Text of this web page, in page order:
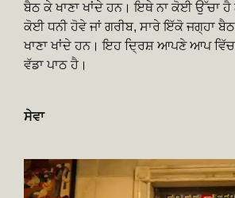
ਬੈਠ ਕੇ ਖਾਣਾ ਖਾਂਦੇ ਹਨ। ਇਥੇ ਨਾ ਕੋਈ ਉੱਚਾ ਹੈ
ਕੋਈ ਧਨੀ ਹੋਵੇ ਜਾਂ ਗਰੀਬ, ਸਾਰੇ ਇੱਕੋ ਜਗ੍ਹਾ
ਖਾਣਾ ਖਾਂਦੇ ਹਨ। ਇਹ ਦ੍ਰਿਸ਼ ਆਪਣੇ ਆਪ ਵਿੱਚ
ਵੱਡਾ ਪਾਠ ਹੈ।
ਸੇਵਾ